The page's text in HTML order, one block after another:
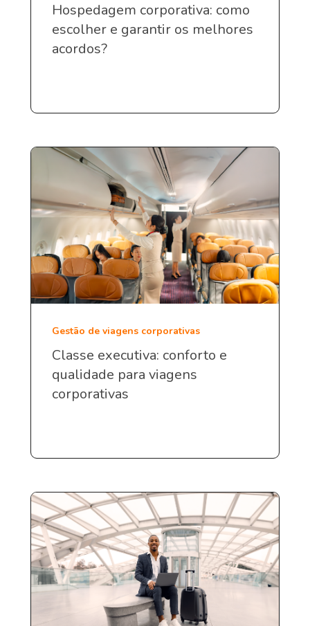
Hospedagem corporativa: como
escolher e garantir os melhores
acordos?
Gestão de viagens corporativas
Classe executiva: conforto e
qualidade para viagens
corporativas